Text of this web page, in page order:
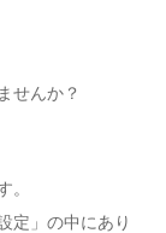
せんか？
。
定」の中にあり